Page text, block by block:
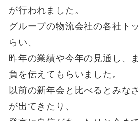
が行われました。
グループの物流会社の各社ト
らい、
昨年の業績や今年の見通し、
負を伝えてもらいました。
以前の新年会と比べるとみな
が出てきたり、